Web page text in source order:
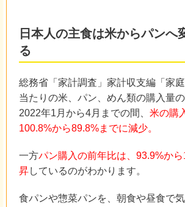
日本人の主食は米からパンへ
る
総務省「家計調査」家計収支編「家
当たりの米、パン、めん類の購入量の
2022年1月から4月までの間、 米の購
100.8%から89.8%までに減少。
一方パン購入の前年比は、93.9%か
昇しているのがわかります。
食パンや惣菜パンを、朝食や昼食で